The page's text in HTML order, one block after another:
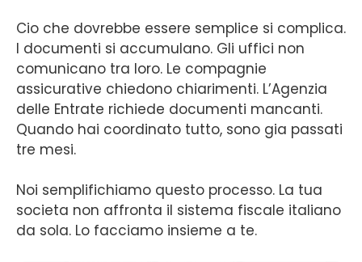
Cio che dovrebbe essere semplice si complica.
I documenti si accumulano. Gli uffici non
comunicano tra loro. Le compagnie
assicurative chiedono chiarimenti. L’Agenzia
delle Entrate richiede documenti mancanti.
Quando hai coordinato tutto, sono gia passati
tre mesi.
Noi semplifichiamo questo processo. La tua
societa non affronta il sistema fiscale italiano
da sola. Lo facciamo insieme a te.